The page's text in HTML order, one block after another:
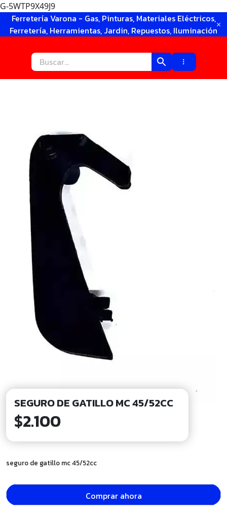
G-5WTP9X49J9
Ferretería Varona - Gas, Pinturas, Materiales Eléctricos,
Ferretería, Herramientas, Jardin, Repuestos, Iluminación
SEGURO DE GATILLO MC 45/52CC
$2.100
seguro de gatillo mc 45/52cc
Comprar ahora